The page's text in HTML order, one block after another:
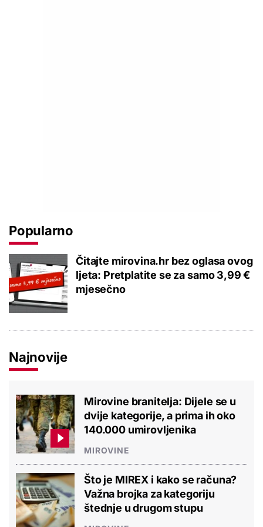
Popularno
Čitajte mirovina.hr bez oglasa ovog
ljeta: Pretplatite se za samo 3,99 €
mjesečno
Najnovije
Mirovine branitelja: Dijele se u
dvije kategorije, a prima ih oko
140.000 umirovljenika
MIROVINE
Što je MIREX i kako se računa?
Važna brojka za kategoriju
štednje u drugom stupu